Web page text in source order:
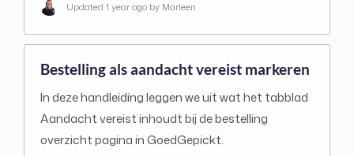
Updated 1 year ago by Marleen
Bestelling als aandacht vereist markeren
In deze handleiding leggen we uit wat het tabblad
Aandacht vereist inhoudt bij de bestelling
overzicht pagina in GoedGepickt.